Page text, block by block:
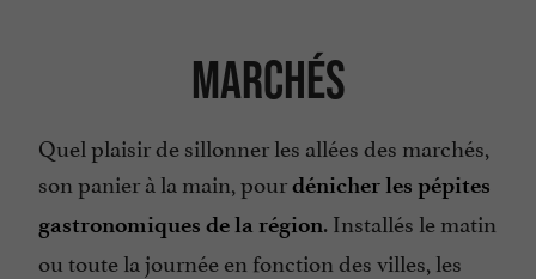
Marchés
Quel plaisir de sillonner les allées des marchés,
son panier à la main, pourdénicher les pépites
gastronomiques de la région. Installés le matin
ou toute la journée en fonction des villes, les